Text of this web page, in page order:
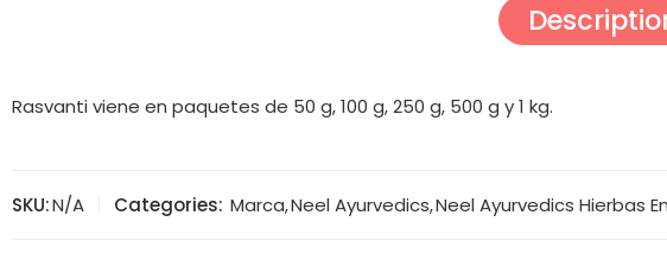
Rasvanti viene en paquetes de 50 g, 100 g, 250 g, 500 g y 1 kg.
SKU:N/A Categories: Marca,Neel Ayurvedics,Neel Ayurvedics Hierbas